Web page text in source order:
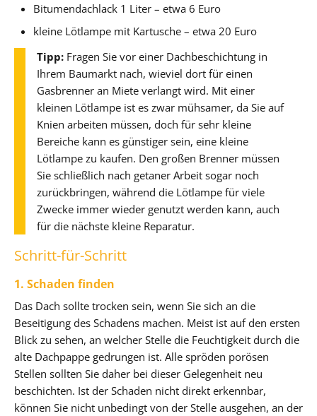
Bitumendachlack 1 Liter – etwa 6 Euro
kleine Lötlampe mit Kartusche – etwa 20 Euro
Tipp: Fragen Sie vor einer Dachbeschichtung in
Ihrem Baumarkt nach, wieviel dort für einen
Gasbrenner an Miete verlangt wird. Mit einer
kleinen Lötlampe ist es zwar mühsamer, da Sie auf
Knien arbeiten müssen, doch für sehr kleine
Bereiche kann es günstiger sein, eine kleine
Lötlampe zu kaufen. Den großen Brenner müssen
Sie schließlich nach getaner Arbeit sogar noch
zurückbringen, während die Lötlampe für viele
Zwecke immer wieder genutzt werden kann, auch
für die nächste kleine Reparatur.
Schritt-für-Schritt
1. Schaden finden
Das Dach sollte trocken sein, wenn Sie sich an die
Beseitigung des Schadens machen. Meist ist auf den ersten
Blick zu sehen, an welcher Stelle die Feuchtigkeit durch die
alte Dachpappe gedrungen ist. Alle spröden porösen
Stellen sollten Sie daher bei dieser Gelegenheit neu
beschichten. Ist der Schaden nicht direkt erkennbar,
können Sie nicht unbedingt von der Stelle ausgehen, an der